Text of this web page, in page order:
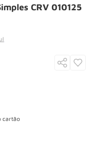
SL
1/8''
Sul
CRV 010125
cartão